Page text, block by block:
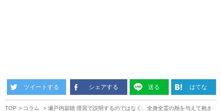
ツイートする シェアする 送る はてな
TOP コラム
瀬戸内寂聴 理屈で説明するのではなく、全身全霊の熱を与えて抱き